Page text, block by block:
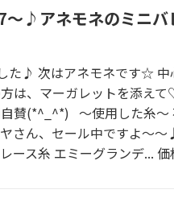
♪アネモネのミニバ
た♪ 次はアネモネです☆ 中
は、マーガレットを添え
賛(*^_^*) ～使用した糸
さん、セール中ですよ～
ース糸 エミーグランデ...